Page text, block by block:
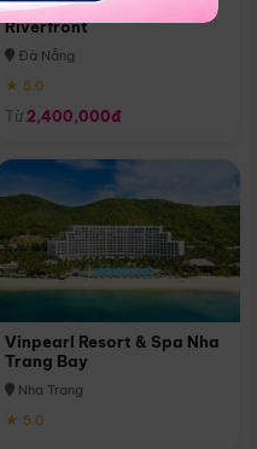
Melia Vinpearl Danang
Riverfront
Đà Nẵng
★ 5.0
Từ 2,400,000đ
Vinpearl Resort & Spa Nha
Trang Bay
Nha Trang
★ 5.0